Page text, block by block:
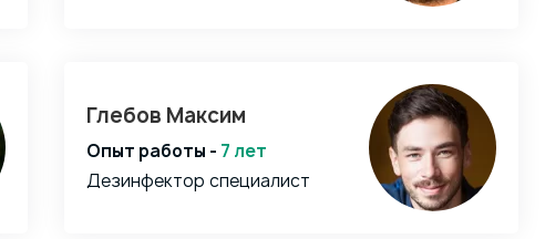
Глебов Максим
Опыт работы - 7 лет
Дезинфектор специалист